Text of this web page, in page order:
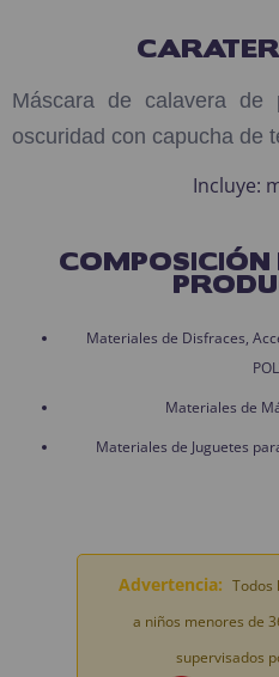
Máscara de calavera
oscuridad con capucha de
Incluye:
COMPOSICIÓN
Materiales de Disfraces,
Materiales de
Materiales de Juguetes
Advertencia: Todos
a niños menores de
supervisados